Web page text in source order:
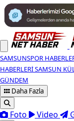
SAMSUNSPOR
HABERLERISAMSUN
GÜNDEM
Daha Fazla
Foto Video